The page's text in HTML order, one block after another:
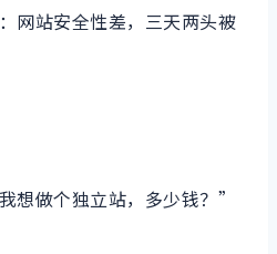
网站安全性差，三天两头被
想做个独立站，多少钱？”